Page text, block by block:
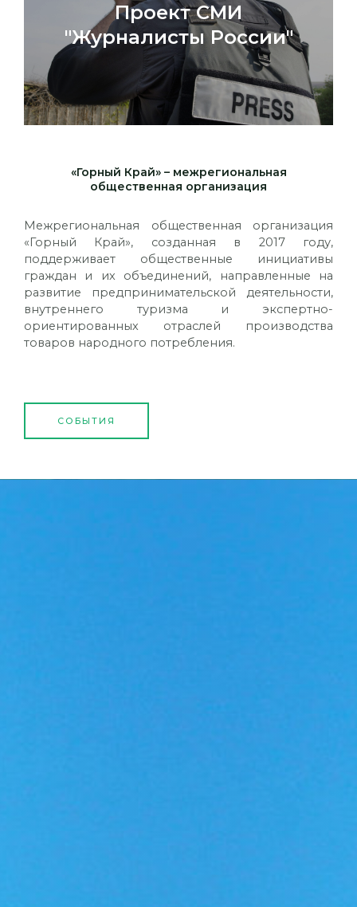
Проект СМИ
"Журналисты России"
«Горный Край» – межрегиональная
общественная организация
Межрегиональная общественная организация
«Горный Край», созданная в 2017 году,
поддерживает общественные инициативы
граждан и их объединений, направленные на
развитие предпринимательской деятельности,
внутреннего туризма и экспертно-
ориентированных отраслей производства
товаров народного потребления.
СОБЫТИЯ